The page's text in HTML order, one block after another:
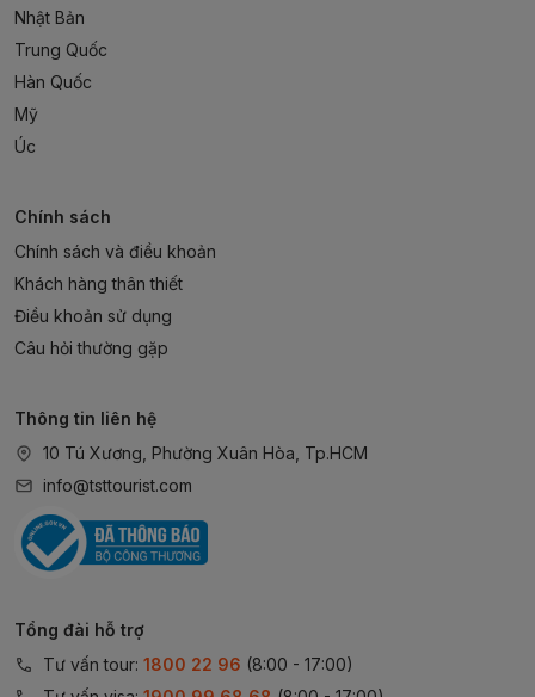
Nhật Bản
Trung Quốc
Hàn Quốc
Mỹ
Úc
Chính sách
Chính sách và điều khoản
Khách hàng thân thiết
Điều khoản sử dụng
Câu hỏi thường gặp
Thông tin liên hệ
10 Tú Xương, Phường Xuân Hòa, Tp.HCM
info@tsttourist.com
Tổng đài hỗ trợ
Tư vấn tour: 1800 22 96 (8:00 - 17:00)